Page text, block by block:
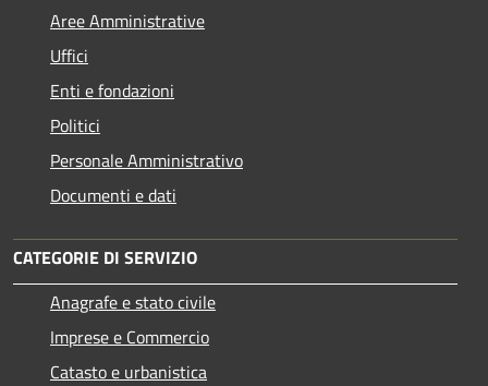
Aree Amministrative
Uffici
Enti e fondazioni
Politici
Personale Amministrativo
Documenti e dati
CATEGORIE DI SERVIZIO
Anagrafe e stato civile
Imprese e Commercio
Catasto e urbanistica